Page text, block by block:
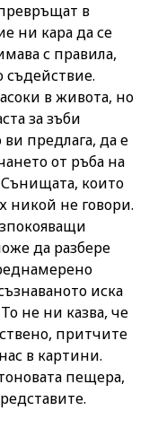
в
ни кара да се
с правила,
съдействие.
в живота, но
за зъби
предлага, да е
от ръба на
Сънищата, които
никой не говори.
да разбере
иска
не ни казва, че
притчите
в картини.
пещера,